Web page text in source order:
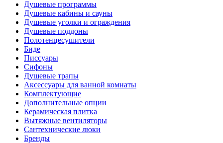
Душевые программы
Душевые кабины и сауны
Душевые уголки и ограждения
Душевые поддоны
Полотенцесушители
Биде
Писсуары
Сифоны
Душевые трапы
Аксессуары для ванной комнаты
Комплектующие
Дополнительные опции
Керамическая плитка
Вытяжные вентиляторы
Сантехнические люки
Бренды